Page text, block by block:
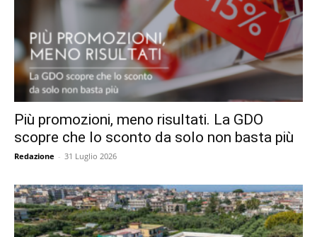
Più promozioni, meno risultati. La GDO
scopre che lo sconto da solo non basta più
Redazione - 31 Luglio 2026